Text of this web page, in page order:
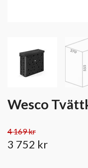
Wesco
4 169 kr
3 752 kr